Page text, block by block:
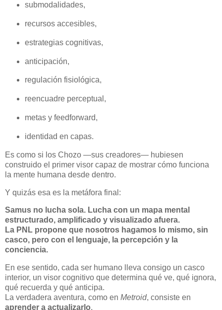
submodalidades,
recursos accesibles,
estrategias cognitivas,
anticipación,
regulación fisiológica,
reencuadre perceptual,
metas y feedforward,
identidad en capas.
Es como si los Chozo —sus creadores— hubiesen
construido el primer visor capaz de mostrar cómo funciona
la mente humana desde dentro.
Y quizás esa es la metáfora final:
Samus no lucha sola. Lucha con un mapa mental
estructurado, amplificado y visualizado afuera.
La PNL propone que nosotros hagamos lo mismo, sin
casco, pero con el lenguaje, la percepción y la
conciencia.
En ese sentido, cada ser humano lleva consigo un casco
interior, un visor cognitivo que determina qué ve, qué ignora,
qué recuerda y qué anticipa.
La verdadera aventura, como en Metroid, consiste en
aprender a actualizarlo.